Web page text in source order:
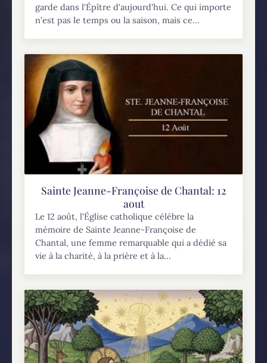
garde dans l'Épître d'aujourd'hui. Ce qui importe
n’est pas le temps ou la saison, mais ce...
Sainte Jeanne-Françoise de Chantal: 12
aout
Le 12 août, l'Église catholique célèbre la
mémoire de Sainte Jeanne-Françoise de
Chantal, une femme remarquable qui a dédié sa
vie à la charité, à la prière et à la...